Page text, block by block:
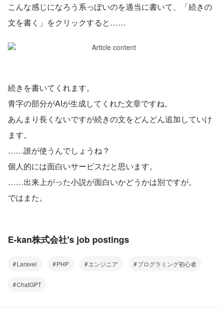
こんな感じになろう系っぽいのを適当に書いて、「続きの
文を書く」をクリックすると……
続きを書いてくれます。
青字の部分がAIが生成してくれた文章ですね。
あんまり長くないですが続きの文をどんどん追加していけ
ます。
……誰が使うんでしょうね？
個人的には面白いサービスだと思います。
……出来上がった小説が面白いかどうかは別ですが。
ではまた。
E-kan株式会社's job postings
Laravel PHP エンジニア プログラミング初心者
ChatGPT